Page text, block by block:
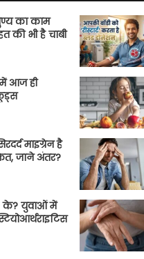
का काम
की भी है चाबी
में आज ही
माइग्रेन है
जाने अंतर?
के? युवाओं में